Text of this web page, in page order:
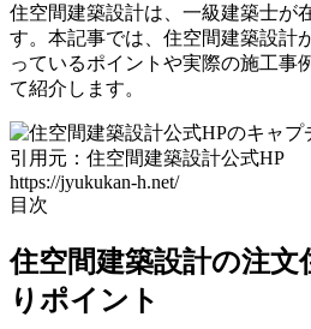
住空間建築設計は、一級建築士が
す。本記事では、住空間建築設計
っているポイントや実際の施工事
て紹介します。
引用元：住空間建築設計公式HP
https://jyukukan-h.net/
目次
住空間建築設計の注
りポイント